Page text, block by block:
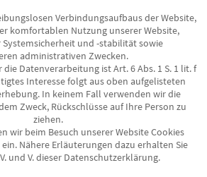
Verbindungsaufbaus der Website,
komfortablen Nutzung unserer Website,
und -stabilität sowie
administrativen Zwecken.
Datenverarbeitung ist Art. 6 Abs. 1 S. 1 lit. f
Interesse folgt aus oben aufgelisteten
In keinem Fall verwenden wir die
Zweck, Rückschlüsse auf Ihre Person zu
ziehen.
wir beim Besuch unserer Website Cookies
Nähere Erläuterungen dazu erhalten Sie
und V. dieser Datenschutzerklärung.